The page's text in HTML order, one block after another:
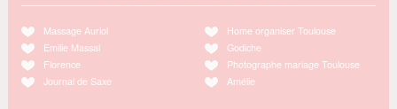
Massage Auriol
Emilie Massal
Florence
Journal de Saxe
Home organiser Toulouse
Godiche
Photographe mariage Toulouse
Amélie